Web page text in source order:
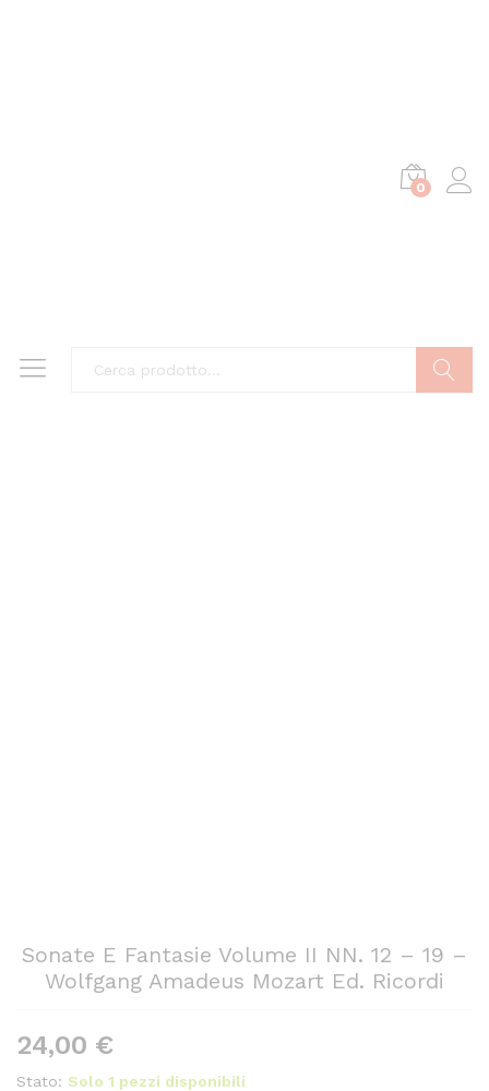
0
Sonate E Fantasie Volume II NN. 12 – 19 –
Wolfgang Amadeus Mozart Ed. Ricordi
24,00 €
Stato: Solo 1 pezzi disponibili